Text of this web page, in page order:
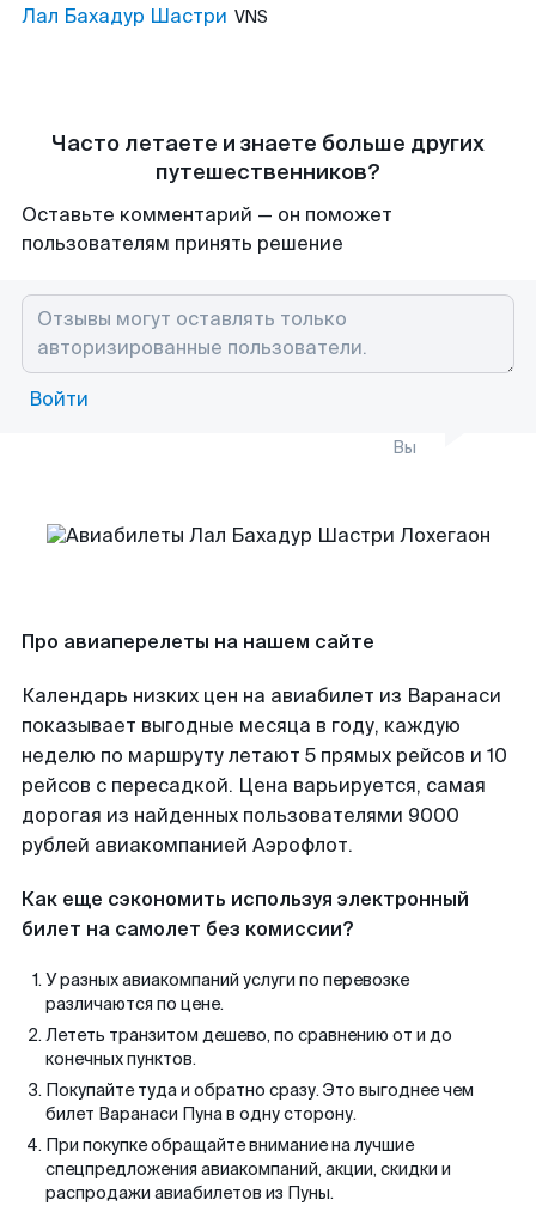
Лал Бахадур Шастри VNS
Часто летаете и знаете больше других
путешественников?
Оставьте комментарий — он поможет
пользователям принять решение
Войти
Вы
Про авиаперелеты на нашем сайте
Календарь низких цен на авиабилет из Варанаси
показывает выгодные месяца в году, каждую
неделю по маршруту летают 5 прямых рейсов и 10
рейсов с пересадкой. Цена варьируется, самая
дорогая из найденных пользователями 9000
рублей авиакомпанией Аэрофлот.
Как еще сэкономить используя электронный
билет на самолет без комиссии?
У разных авиакомпаний услуги по перевозке
различаются по цене.
Лететь транзитом дешево, по сравнению от и до
конечных пунктов.
Покупайте туда и обратно сразу. Это выгоднее чем
билет Варанаси Пуна в одну сторону.
При покупке обращайте внимание на лучшие
спецпредложения авиакомпаний, акции, скидки и
распродажи авиабилетов из Пуны.